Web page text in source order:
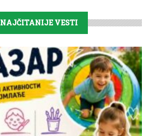
NAJČITANIJE VESTI